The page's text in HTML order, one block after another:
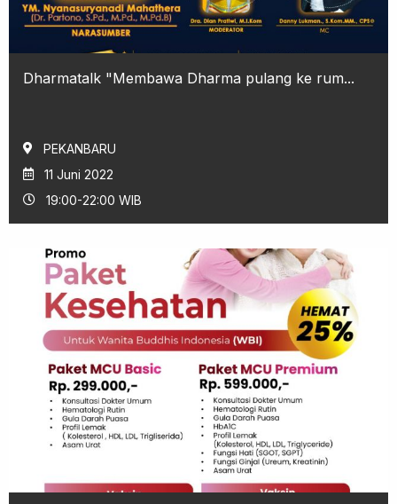
Dharmatalk "Membawa Dharma pulang ke rum...
PEKANBARU
11 Juni 2022
19:00-22:00 WIB